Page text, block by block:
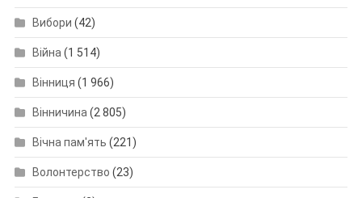
Вибори (42)
Війна (1 514)
Вінниця (1 966)
Вінничина (2 805)
Вічна пам'ять (221)
Волонтерство (23)